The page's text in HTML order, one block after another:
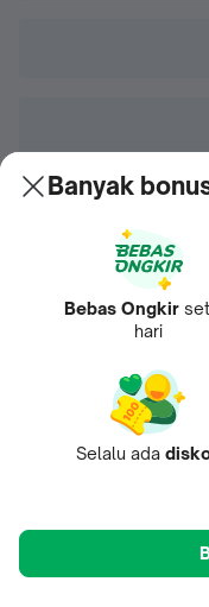
Banyak
Bebas Ongkir
hari
Selalu ada